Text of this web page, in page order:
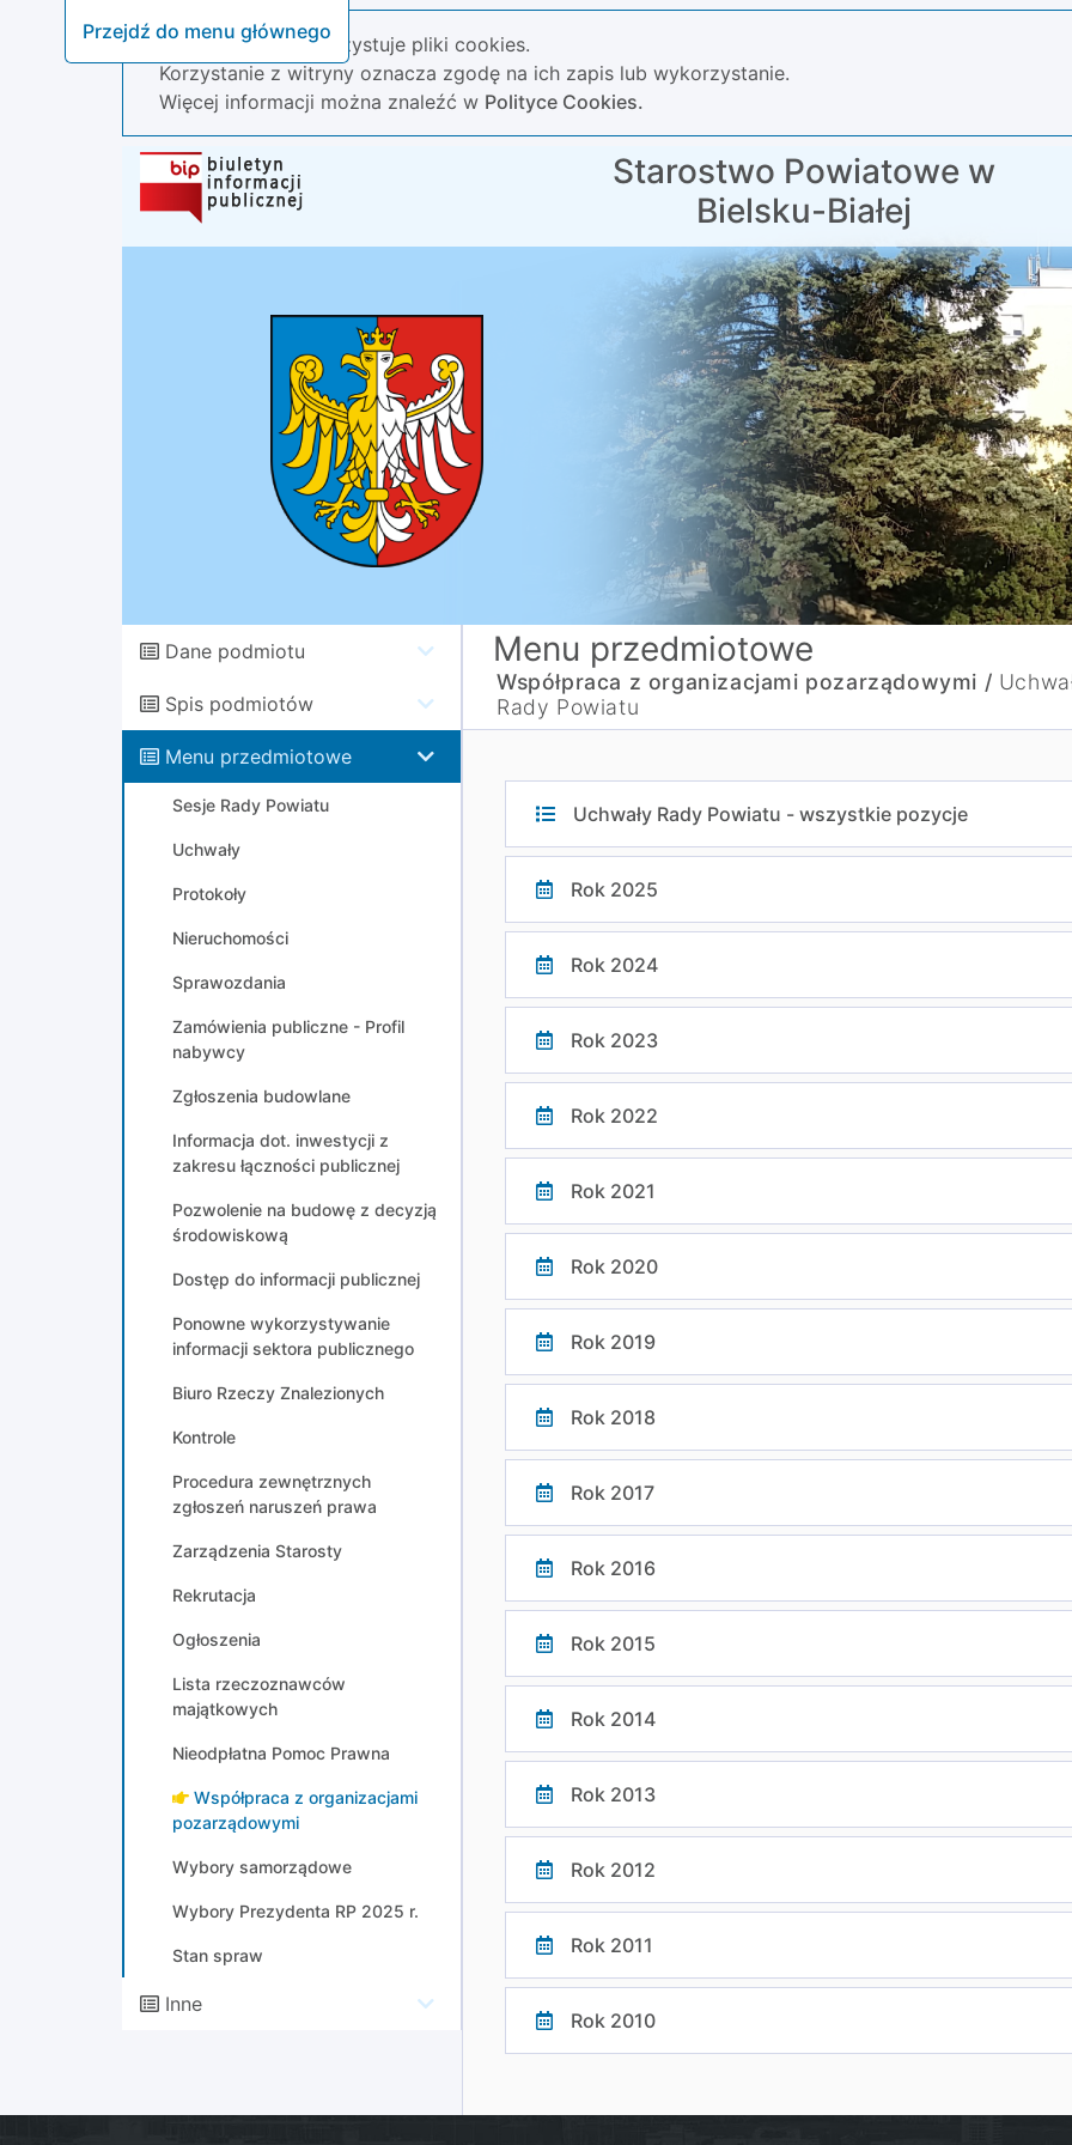
Przejdź do menu głównego
Nasza strona wykorzystuje pliki cookies.
Korzystanie z witryny oznacza zgodę na ich zapis lub wykorzystanie.
Więcej informacji można znaleźć w Polityce Cookies.
Starostwo Powiatowe w
Bielsku-Białej
Dane podmiotu
Spis podmiotów
Menu przedmiotowe
Sesje Rady Powiatu
Uchwały
Protokoły
Nieruchomości
Sprawozdania
Zamówienia publiczne - Profil
nabywcy
Zgłoszenia budowlane
Informacja dot. inwestycji z
zakresu łączności publicznej
Pozwolenie na budowę z decyzją
środowiskową
Dostęp do informacji publicznej
Ponowne wykorzystywanie
informacji sektora publicznego
Biuro Rzeczy Znalezionych
Kontrole
Procedura zewnętrznych
zgłoszeń naruszeń prawa
Zarządzenia Starosty
Rekrutacja
Ogłoszenia
Lista rzeczoznawców
majątkowych
Nieodpłatna Pomoc Prawna
Współpraca z organizacjami
pozarządowymi
Wybory samorządowe
Wybory Prezydenta RP 2025 r.
Stan spraw
Inne
Menu przedmiotowe
Współpraca z organizacjami pozarządowymi /
Rady Powiatu
Uchwały Rady Powiatu - wszystkie pozycje
Rok 2025
Rok 2024
Rok 2023
Rok 2022
Rok 2021
Rok 2020
Rok 2019
Rok 2018
Rok 2017
Rok 2016
Rok 2015
Rok 2014
Rok 2013
Rok 2012
Rok 2011
Rok 2010